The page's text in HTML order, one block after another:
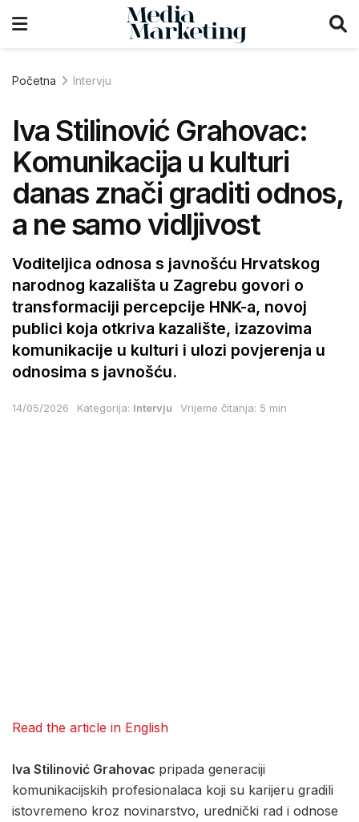
Početna Intervju
Iva Stilinović Grahovac:
Komunikacija u kulturi
danas znači graditi odnos,
a ne samo vidljivost
Voditeljica odnosa s javnošću Hrvatskog
narodnog kazališta u Zagrebu govori o
transformaciji percepcije HNK-a, novoj
publici koja otkriva kazalište, izazovima
komunikacije u kulturi i ulozi povjerenja u
odnosima s javnošću.
14/05/2026 Kategorija: Intervju Vrijeme čitanja: 5 min
Read the article in English
Iva Stilinović Grahovac pripada generaciji
komunikacijskih profesionalaca koji su karijeru gradili
istovremeno kroz novinarstvo, urednički rad i odnose